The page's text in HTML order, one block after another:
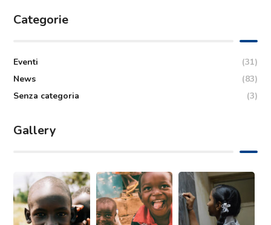
Categorie
Eventi
(31)
News
(83)
Senza categoria
(3)
Gallery